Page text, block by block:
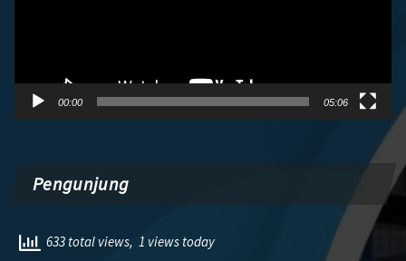
00:00 05:06
Pengunjung
633 total views, 1 views today